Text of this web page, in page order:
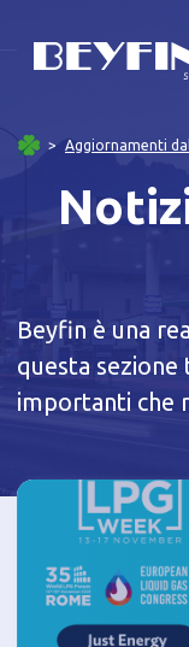
Aggiornamenti
Beyfin è una
questa
importanti che